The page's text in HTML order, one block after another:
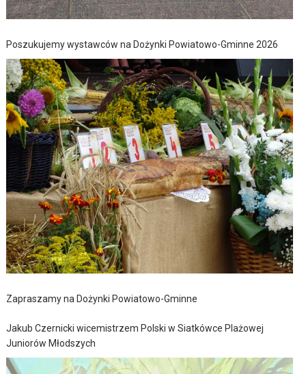
Poszukujemy wystawców na Dożynki Powiatowo-Gminne 2026
Zapraszamy na Dożynki Powiatowo-Gminne
Jakub Czernicki wicemistrzem Polski w Siatkówce Plażowej
Juniorów Młodszych